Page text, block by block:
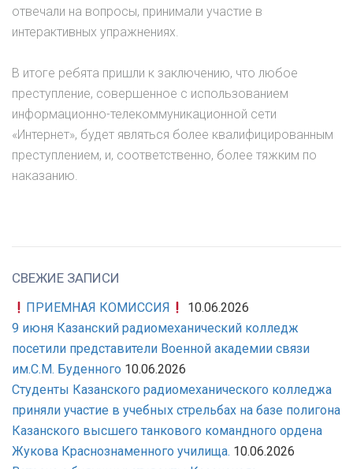
отвечали на вопросы, принимали участие в
интерактивных упражнениях.
В итоге ребята пришли к заключению, что любое
преступление, совершенное с использованием
информационно-телекоммуникационной сети
«Интернет», будет являться более квалифицированным
преступлением, и, соответственно, более тяжким по
наказанию.
СВЕЖИЕ ЗАПИСИ
ПРИЕМНАЯ КОМИССИЯ
10.06.2026
9 июня Казанский радиомеханический колледж
посетили представители Военной академии связи
им.С.М. Буденного 10.06.2026
Студенты Казанского радиомеханического колледжа
приняли участие в учебных стрельбах на базе полигона
Казанского высшего танкового командного ордена
Жукова Краснознаменного училища. 10.06.2026